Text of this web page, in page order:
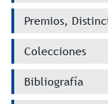
Premios,
Colecciones
Bibliografía